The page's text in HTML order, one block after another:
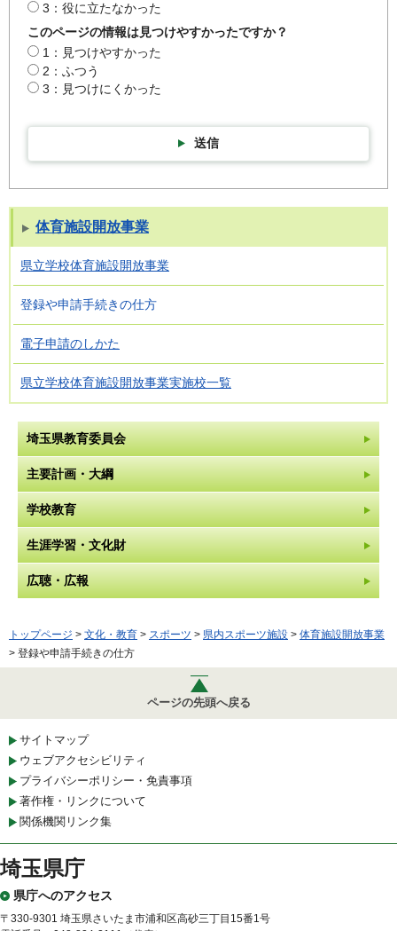
3：役に立たなかった
このページの情報は見つけやすかったですか？
1：見つけやすかった
2：ふつう
3：見つけにくかった
送信
体育施設開放事業
県立学校体育施設開放事業
登録や申請手続きの仕方
電子申請のしかた
県立学校体育施設開放事業実施校一覧
埼玉県教育委員会
主要計画・大綱
学校教育
生涯学習・文化財
広聴・広報
トップページ > 文化・教育 > スポーツ > 県内スポーツ施設 > 体育施設開放事業
> 登録や申請手続きの仕方
ページの先頭へ戻る
サイトマップ
ウェブアクセシビリティ
プライバシーポリシー・免責事項
著作権・リンクについて
関係機関リンク集
埼玉県庁
県庁へのアクセス
〒330-9301 埼玉県さいたま市浦和区高砂三丁目15番1号